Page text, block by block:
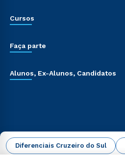
Diferenciais Cruzeiro do Sul
Cursos
Faça parte
Alunos, Ex-Alunos, Candidatos